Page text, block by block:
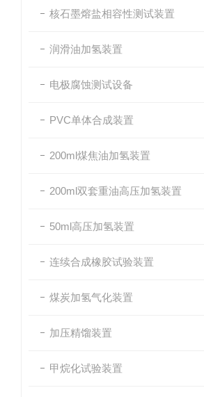
核石墨熔盐相容性测试装置
润滑油加氢装置
电极腐蚀测试设备
PVC单体合成装置
200ml煤焦油加氢装置
200ml双套重油高压加氢装置
50ml高压加氢装置
连续合成橡胶试验装置
煤炭加氢气化装置
加压精馏装置
甲烷化试验装置